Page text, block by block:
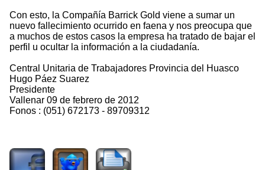
Con esto, la Compañía Barrick Gold viene a sumar un
nuevo fallecimiento ocurrido en faena y nos preocupa que
a muchos de estos casos la empresa ha tratado de bajar el
perfil u ocultar la información a la ciudadanía.
Central Unitaria de Trabajadores Provincia del Huasco
Hugo Páez Suarez
Presidente
Vallenar 09 de febrero de 2012
Fonos : (051) 672173 - 89709312